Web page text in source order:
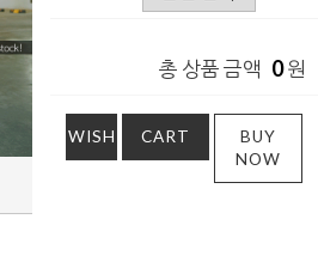
총 상품 금액 0원
WISH CART
BUY
NOW